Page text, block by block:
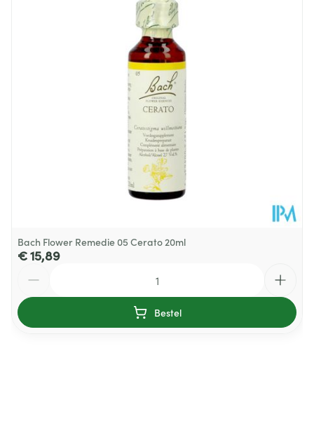
Kamertemperatuur (15°C - 25°C)
Bach Flower Remedie 05 Cerato 20ml
€ 15,89
Bestel